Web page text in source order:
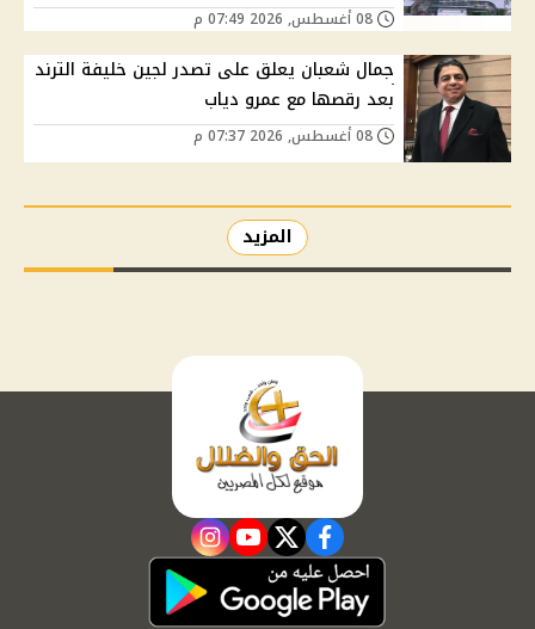
جمال شعبان يعلق على تصدر لجين خليفة الترند
بعد رقصها مع عمرو دياب
المزيد
facebook
twitter
youtube
instagram